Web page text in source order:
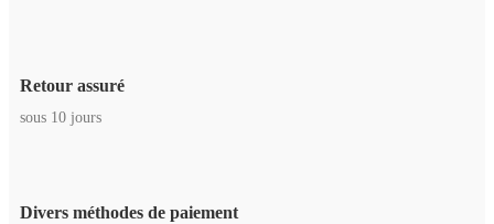
Retour assuré
sous 10 jours
Divers méthodes de paiement